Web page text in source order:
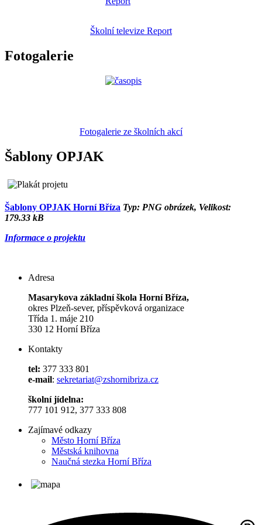
Školní televize Report
Fotogalerie
Fotogalerie ze školních akcí
Šablony OPJAK
Šablony OPJAK Horní Bříza Typ: PNG obrázek, Velikost:
179.33 kB
Informace o projektu
Adresa
Masarykova základní škola Horní Bříza,
okres Plzeň-sever, příspěvková organizace
Třída 1. máje 210
330 12 Horní Bříza
Kontakty
tel: 377 333 801
e-mail: sekretariat@zshornibriza.cz
školní jídelna:
777 101 912, 377 333 808
Zajímavé odkazy
Město Horní Bříza
Městská knihovna
Naučná stezka Horní Bříza